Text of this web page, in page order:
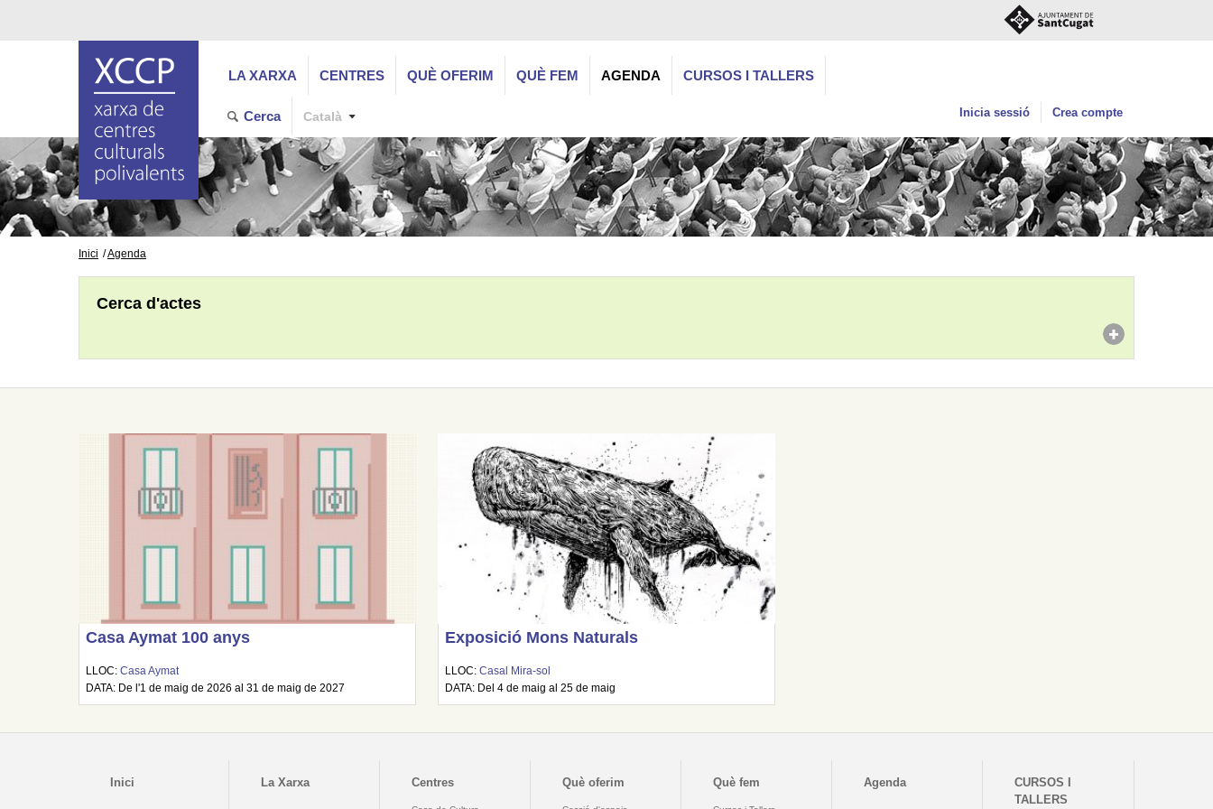
LA XARXA CENTRES QUÈ OFERIM QUÈ FEM AGENDA CURSOS I TALLERS
Cerca Català Inicia sessió Crea compte
Inici Agenda
Cerca d'actes
Casa Aymat 100 anys
LLOC:Casa Aymat
DATA: De l'1 de maig de 2026 al 31 de maig de 2027
Exposició Mons Naturals
LLOC:Casal Mira-sol
DATA: Del 4 de maig al 25 de maig
Inici La Xarxa Centres Què oferim Què fem Agenda
CURSOS I
TALLERS